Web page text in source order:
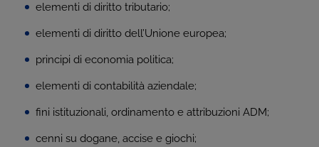
elementi di diritto tributario;
elementi di diritto dell’Unione europea;
principi di economia politica;
elementi di contabilità aziendale;
fini istituzionali, ordinamento e attribuzioni ADM;
cenni su dogane, accise e giochi;